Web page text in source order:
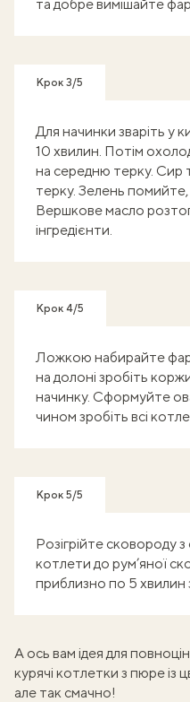
та добре вимішайте
Крок 3/5
Для начинки зваріть у
10 хвилин. Потім
на середню терку. Сир
терку. Зелень помийте,
Вершкове масло
інгредієнти.
Крок 4/5
Ложкою набирайте
на долоні зробіть
начинку. Сформуйте
чином зробіть всі
Крок 5/5
Розігрійте сковороду
котлети до рум’яної
приблизно по 5 хвилин
А ось вам ідея для
курячі котлетки з пюре із
але так смачно!